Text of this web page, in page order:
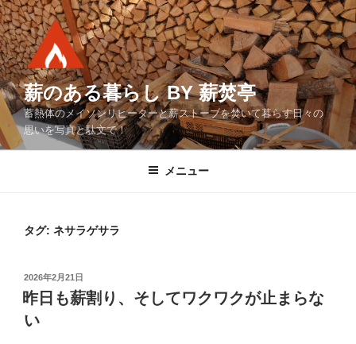
コ
ン
テ
ン
ツ
へ
キ
薪のある暮らし BY 薪焚亭
蓄熱体のメイソンリヒーターと薪ストーブを焚いて暮らす日々の
思いを写真と駄文で！
メニュー
タグ: ネサラゲサラ
投
稿
日:
2026年2月21日
昨日も薪割り、そしてワクワクが止まらな
い